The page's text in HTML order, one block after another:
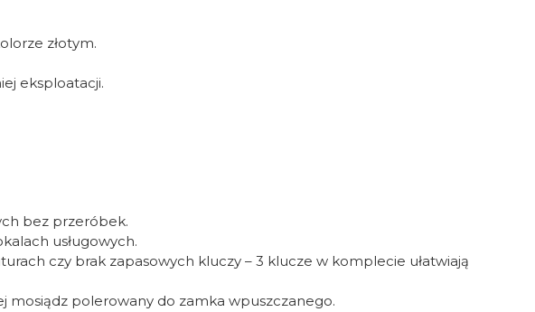
złotym.
eksploatacji.
bez przeróbek.
usługowych.
czy brak zapasowych kluczy – 3 klucze w komplecie ułatwiają
mosiądz polerowany do zamka wpuszczanego.